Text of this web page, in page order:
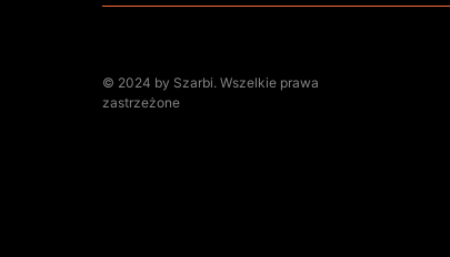
© 2024 by Szarbi. Wszelkie prawa
zastrzeżone